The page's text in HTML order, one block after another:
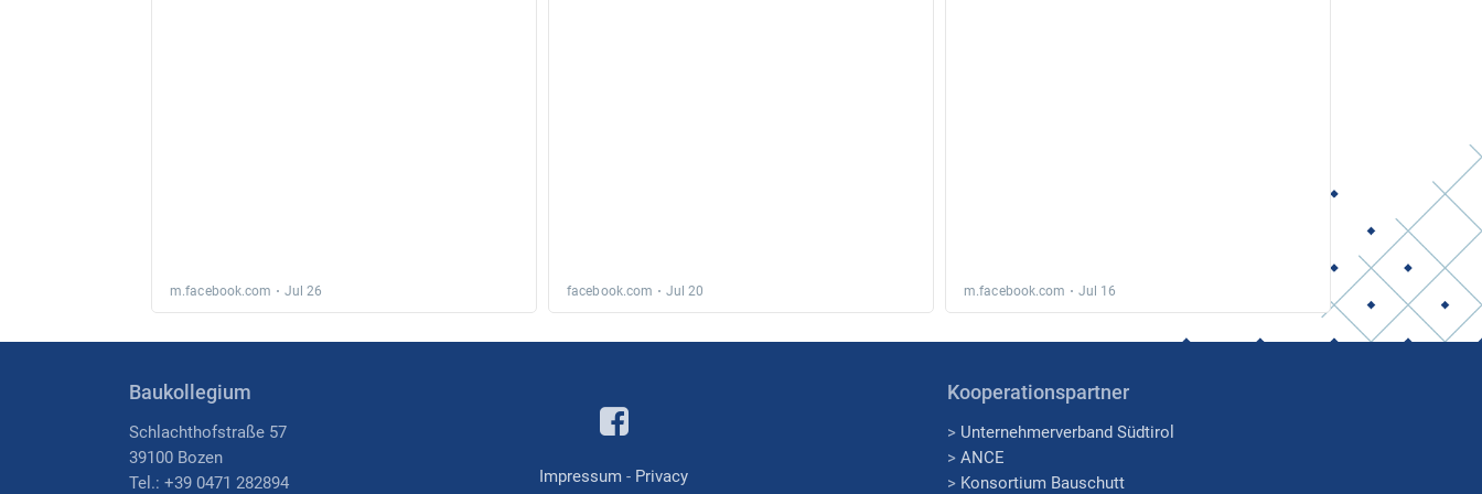
Baukollegium
Schlachthofstraße 57
39100 Bozen
Tel.: +39 0471 282894
Impressum - Privacy
Kooperationspartner
> Unternehmerverband Südtirol
>ANCE
> Konsortium Bauschutt